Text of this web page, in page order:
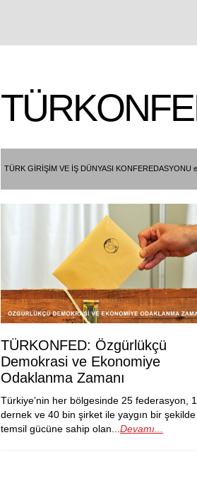
TÜRK GİRİŞİM VE İŞ DÜNYASI KONFEREDASYONU
TÜRKONFED: Özgürlükçü
Demokrasi ve Ekonomiye
Odaklanma Zamanı
Türkiye’nin her bölgesinde 25 federasyon,
dernek ve 40 bin şirket ile yaygın bir şekilde
temsil gücüne sahip olan... Devamı...